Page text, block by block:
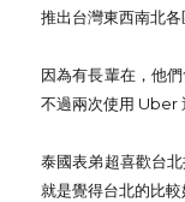
推出台灣東西南北各
因為有長輩在，他
不過兩次使用 Uber
泰國表弟超喜歡台
就是覺得台北的比較